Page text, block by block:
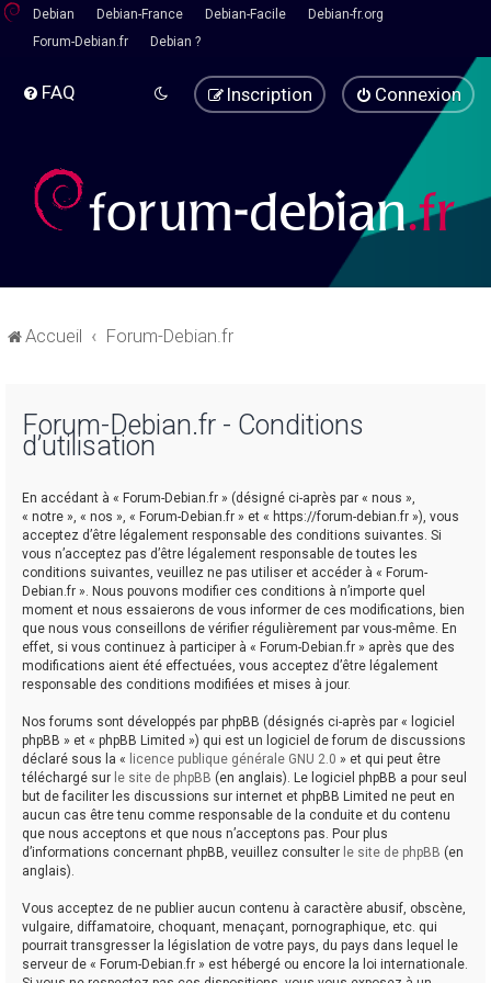
Debian Debian-France Debian-Facile
Debian-fr.org
Forum-Debian.fr
Debian ?
FAQ Connexion
Inscription
Accueil Forum-Debian.fr
Forum-Debian.fr - Conditions
d’utilisation
En accédant à « Forum-Debian.fr » (désigné ci-après par « nous »,
« notre », « nos », « Forum-Debian.fr » et « https://forum-debian.fr »), vous
acceptez d’être légalement responsable des conditions suivantes. Si
vous n’acceptez pas d’être légalement responsable de toutes les
conditions suivantes, veuillez ne pas utiliser et accéder à « Forum-
Debian.fr ». Nous pouvons modifier ces conditions à n’importe quel
moment et nous essaierons de vous informer de ces modifications, bien
que nous vous conseillons de vérifier régulièrement par vous-même. En
effet, si vous continuez à participer à « Forum-Debian.fr » après que des
modifications aient été effectuées, vous acceptez d’être légalement
responsable des conditions modifiées et mises à jour.
Nos forums sont développés par phpBB (désignés ci-après par « logiciel
phpBB » et « phpBB Limited ») qui est un logiciel de forum de discussions
déclaré sous la « licence publique générale GNU 2.0 » et qui peut être
téléchargé sur le site de phpBB (en anglais). Le logiciel phpBB a pour seul
but de faciliter les discussions sur internet et phpBB Limited ne peut en
aucun cas être tenu comme responsable de la conduite et du contenu
que nous acceptons et que nous n’acceptons pas. Pour plus
d’informations concernant phpBB, veuillez consulter le site de phpBB (en
anglais).
Vous acceptez de ne publier aucun contenu à caractère abusif, obscène,
vulgaire, diffamatoire, choquant, menaçant, pornographique, etc. qui
pourrait transgresser la législation de votre pays, du pays dans lequel le
serveur de « Forum-Debian.fr » est hébergé ou encore la loi internationale.